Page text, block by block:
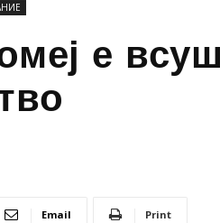
е
Email Print